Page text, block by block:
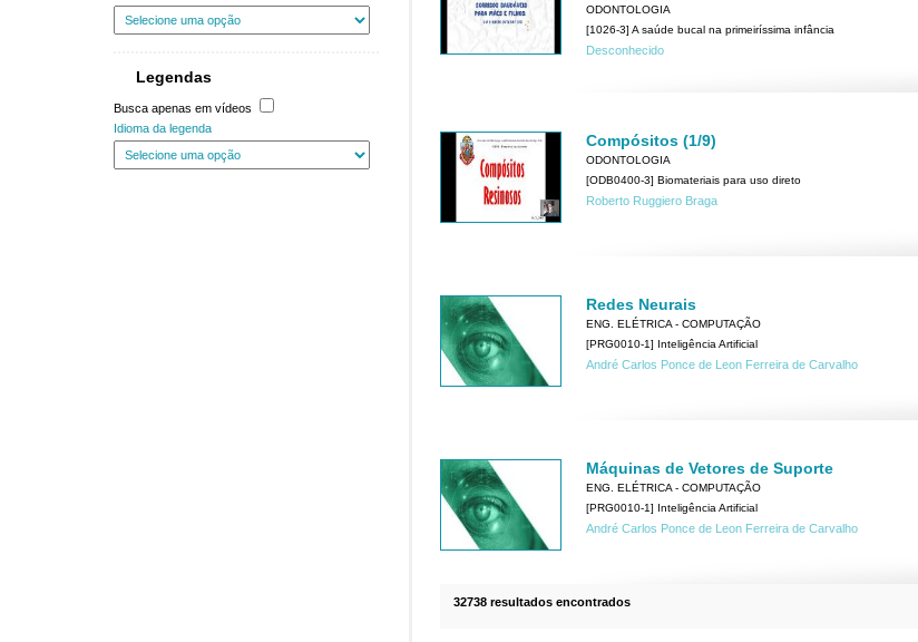
Legendas
Busca apenas em vídeos
Idioma da legenda
ODONTOLOGIA
[1026-3] A saúde bucal na primeiríssima infância
Desconhecido
Compósitos (1/9)
ODONTOLOGIA
[ODB0400-3] Biomateriais para uso direto
Roberto Ruggiero Braga
Redes Neurais
ENG. ELÉTRICA - COMPUTAÇÃO
[PRG0010-1] Inteligência Artificial
André Carlos Ponce de Leon Ferreira de Carvalho
Máquinas de Vetores de Suporte
ENG. ELÉTRICA - COMPUTAÇÃO
[PRG0010-1] Inteligência Artificial
André Carlos Ponce de Leon Ferreira de Carvalho
32738 resultados encontrados